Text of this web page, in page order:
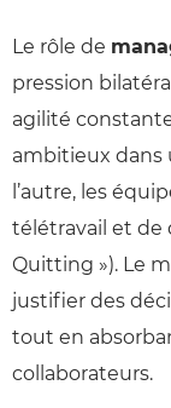
Le rôle de
pression
agilité
ambitieux dans
l’autre, les
télétravail et de
Quitting »). Le
justifier des
tout en
collaborateurs.